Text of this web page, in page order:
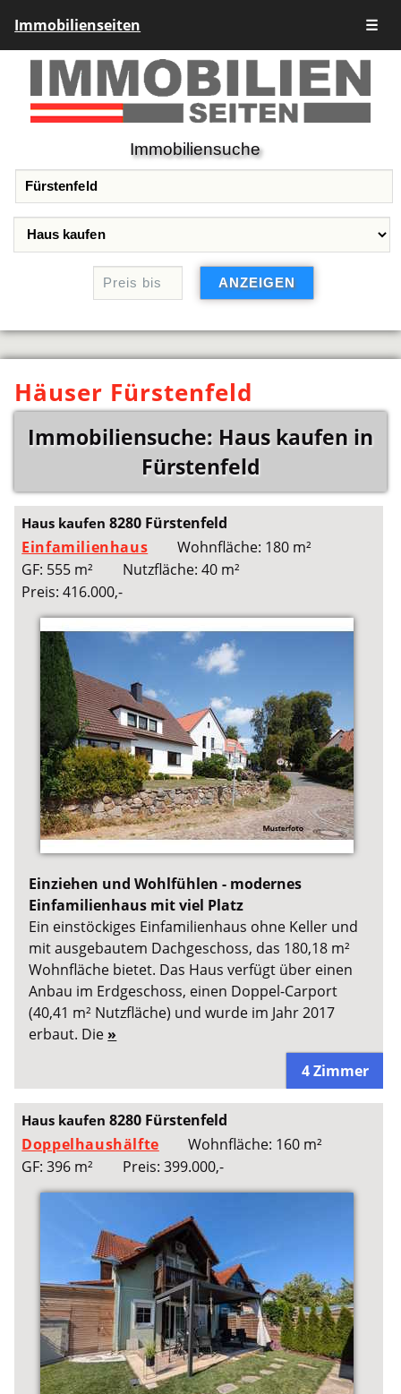
Immobilienseiten ☰
Immobiliensuche
Häuser Fürstenfeld
Immobiliensuche: Haus kaufen in
Fürstenfeld
Haus kaufen8280 Fürstenfeld
Einfamilienhaus
Wohnfläche: 180 m²
GF: 555 m²
Nutzfläche: 40 m²
Preis: 416.000,-
Einziehen und Wohlfühlen - modernes
Einfamilienhaus mit viel Platz
Ein einstöckiges Einfamilienhaus ohne Keller und
mit ausgebautem Dachgeschoss, das 180,18 m²
Wohnfläche bietet. Das Haus verfügt über einen
Anbau im Erdgeschoss, einen Doppel-Carport
(40,41 m² Nutzfläche) und wurde im Jahr 2017
erbaut. Die »
4 Zimmer
Haus kaufen8280 Fürstenfeld
Doppelhaushälfte
Wohnfläche: 160 m²
GF: 396 m²
Preis: 399.000,-